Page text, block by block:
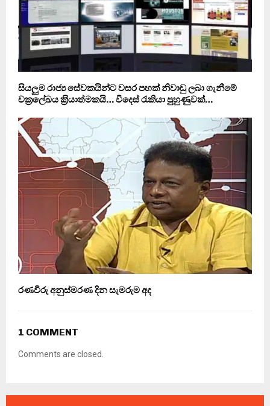
සියලුම රාජ්‍ය සේවකයින්ට වසර පහක් නිවාඩු ලබා ගැනීමේ
චක්‍රලේඛය ක‍්‍රියාත්මකයි… විදෙස් රැකියා පුහුණුවක්…
රණවිරු අනුස්මරණ දින සැමරුම අද
1 COMMENT
Comments are closed.